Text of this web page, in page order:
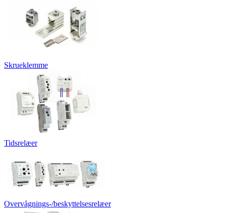
Skrueklemme
Tidsrelæer
Overvågnings-/beskyttelsesrelæer